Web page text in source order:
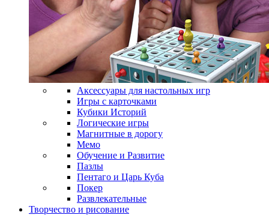
Аксессуары для настольных игр
Игры с карточками
Кубики Историй
Логические игры
Магнитные в дорогу
Мемо
Обучение и Развитие
Пазлы
Пентаго и Царь Куба
Покер
Развлекательные
Творчество и рисование